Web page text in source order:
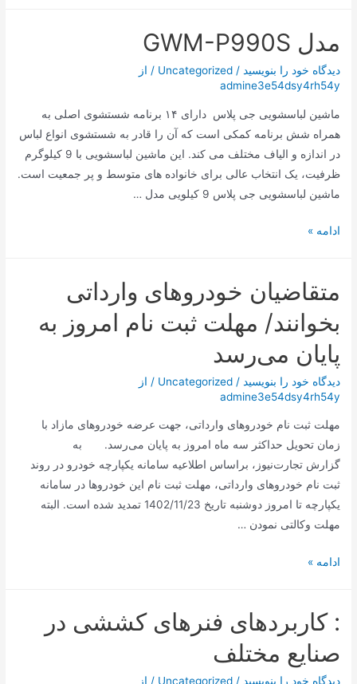
دستی
ناسا
الکتریک
مدل GWM-P990S
دیدگاه‌ خود را بنویسید /
Uncategorized / از
admine3e54dsy4rh54y
ماشین لباسشویی جی پلاس دارای ۱۴ برنامه شستشوی اصلی به
همراه شش برنامه کمکی است که آن را قادر به شستشوی انواع لباس
در اندازه و الیاف مختلف می کند. این ماشین لباسشویی با 9 کیلوگرم
ظرفیت، یک انتخاب عالی برای خانواده های متوسط و پر جمعیت است.
ماشین لباسشویی جی پلاس 9 کیلویی مدل …
مدل
ادامه »
متقاضیان خودروهای وارداتی
بخوانند/ مهلت ثبت نام امروز به
پایان می‌رسد
دیدگاه‌ خود را بنویسید /
Uncategorized / از
admine3e54dsy4rh54y
مهلت ثبت نام خودروهای وارداتی، جهت عرضه خودروهای مازاد با
زمان تحویل حداکثر سه ماه امروز به پایان می‌رسد. به
گزارش تجارت‌نیوز، براساس اطلاعیه سامانه یکپارچه خودرو در روند
ثبت نام خودروهای وارداتی، مهلت ثبت نام این خودروها در سامانه
یکپارچه تا امروز دوشنبه تاریخ 1402/11/23 تمدید شده است. البته
مهلت وکالتی نمودن …
متقاضیان
بخوانند/
ثبت
نام
ادامه »
: کاربردهای فنرهای کششی در
صنایع مختلف
دیدگاه‌ خود را بنویسید /
Uncategorized / از